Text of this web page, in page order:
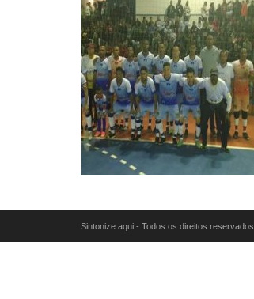
Sintonize aqui - Todos os direitos reservados.